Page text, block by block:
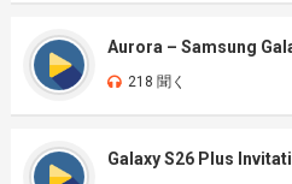
Aurora – Samsung
218 聞く
Galaxy S26 Plus